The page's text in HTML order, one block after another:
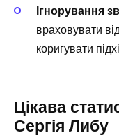
Ігнорування
враховувати
коригувати
Цікава
Сергія Либу